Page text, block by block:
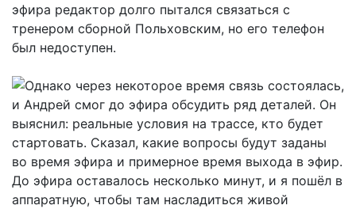
эфира редактор долго пытался связаться с
тренером сборной Польховским, но его телефон
был недоступен.
Однако через некоторое время связь состоялась,
и Андрей смог до эфира обсудить ряд деталей. Он
выяснил: реальные условия на трассе, кто будет
стартовать. Сказал, какие вопросы будут заданы
во время эфира и примерное время выхода в эфир.
До эфира оставалось несколько минут, и я пошёл в
аппаратную, чтобы там насладиться живой